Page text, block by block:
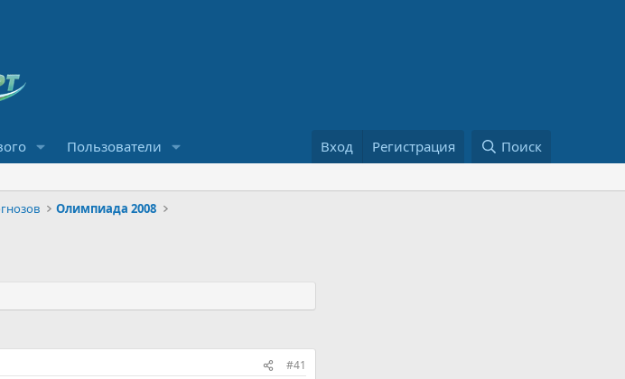
Пользователи Вход Регистрация Поиск
Олимпиада 2008
#41